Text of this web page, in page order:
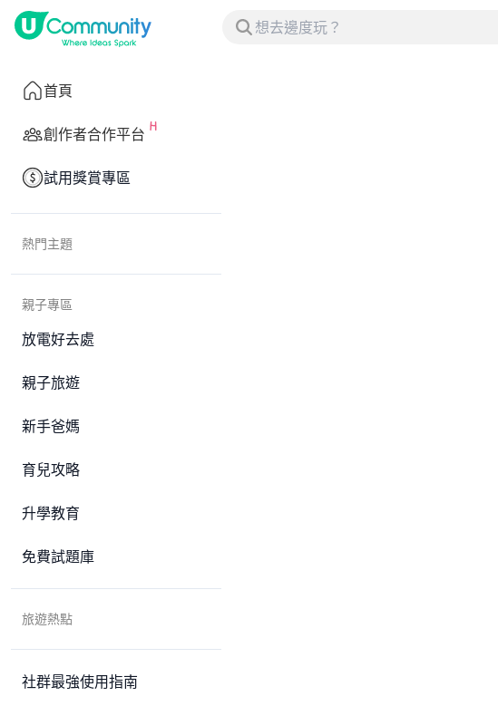
首頁
創作者合作平台
試用獎賞專區
熱門主題
親子專區
放電好去處
親子旅遊
新手爸媽
育兒攻略
升學教育
免費試題庫
旅遊熱點
社群最強使用指南